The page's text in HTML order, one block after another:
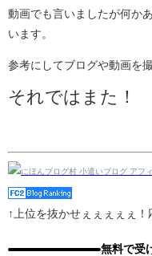
動画でも言いましたが何か
います。
参考にしてブログや動画を
それではまた！
↑上位を抜かせぇぇぇぇぇ！
無料で受